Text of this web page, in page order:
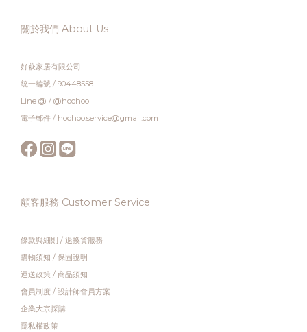
關於我們 About Us
好萩家居有限公司
統一編號 / 90448558
Line @ / @hochoo
電子郵件 / hochoo.service@gmail.com
顧客服務 Customer Service
條款與細則 / 退換貨服務
購物須知 / 保固說明
運送政策 / 商品須知
會員制度 / 設計師會員方案
企業大宗採購
隱私權政策